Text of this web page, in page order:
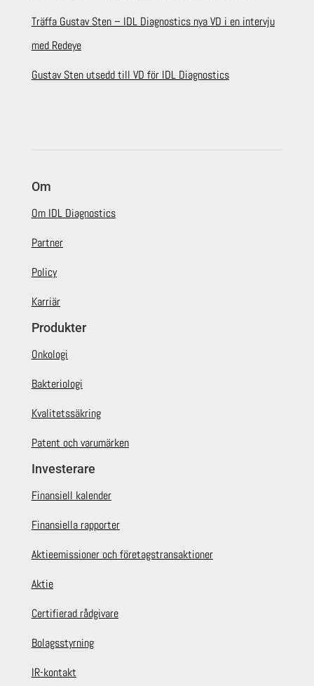
Träffa Gustav Sten – IDL Diagnostics nya VD i en intervju
med Redeye
Gustav Sten utsedd till VD för IDL Diagnostics
Om
Om IDL Diagnostics
Partner
Policy
Karriär
Produkter
Onkologi
Bakteriologi
Kvalitetssäkring
Patent och varumärken
Investerare
Finansiell kalender
Finansiella rapporter
Aktieemissioner och företagstransaktioner
Aktie
Certifierad rådgivare
Bolagsstyrning
IR-kontakt